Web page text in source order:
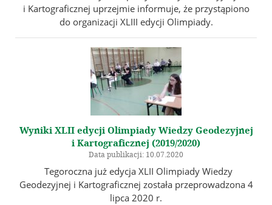
i Kartograficznej uprzejmie informuje, że przystąpiono
do organizacji XLIII edycji Olimpiady.
Wyniki XLII edycji Olimpiady Wiedzy Geodezyjnej
i Kartograficznej (2019/2020)
Data publikacji: 10.07.2020
Tegoroczna już edycja XLII Olimpiady Wiedzy
Geodezyjnej i Kartograficznej została przeprowadzona 4
lipca 2020 r.